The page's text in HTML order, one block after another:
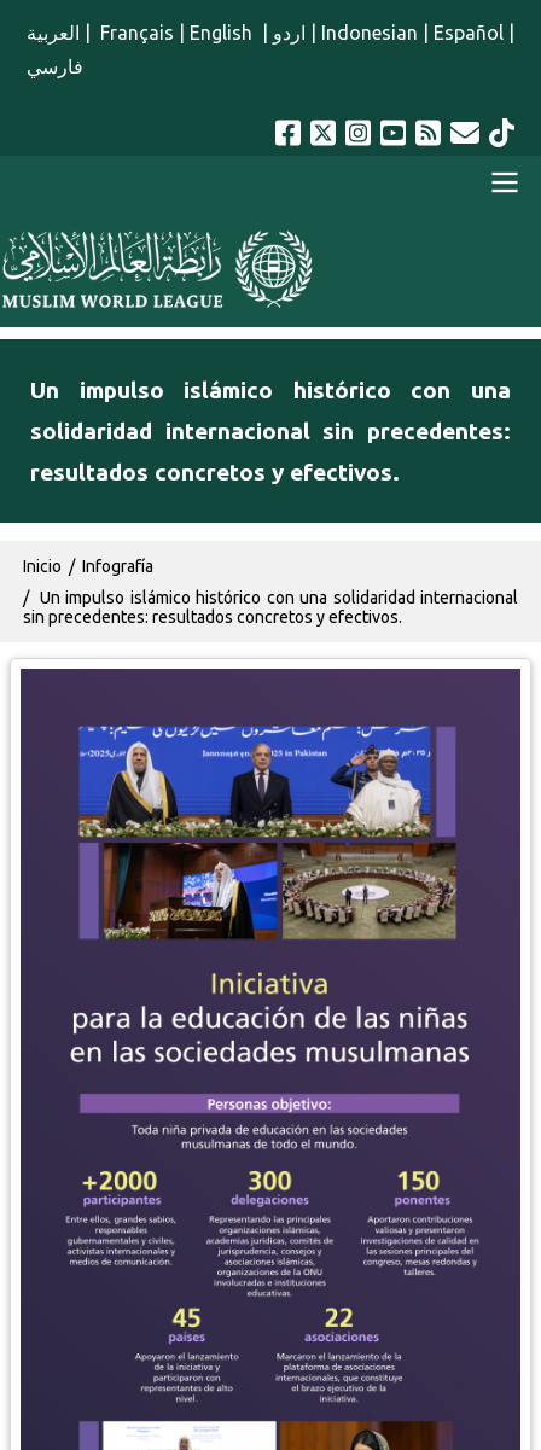
العربية Français English اردو Indonesian Español
فارسي
menu spanish
Un impulso islámico histórico con una
solidaridad internacional sin precedentes:
resultados concretos y efectivos.
Ruta de navegación
Inicio
Infografía
Un impulso islámico histórico con una solidaridad internacional
sin precedentes: resultados concretos y efectivos.